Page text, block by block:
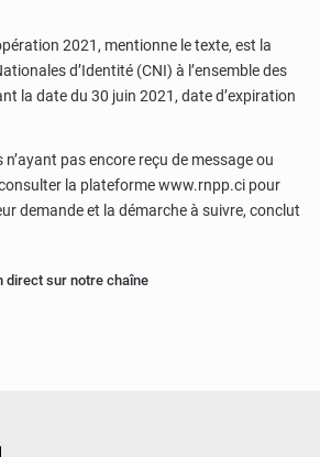
2021, mentionne le texte, est la
d’Identité (CNI) à l’ensemble des
la date du 30 juin 2021, date d’expiration
pas encore reçu de message ou
la plateforme www.rnpp.ci pour
demande et la démarche à suivre, conclut
direct sur notre chaîne